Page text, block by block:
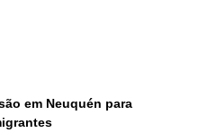
em Neuquén para